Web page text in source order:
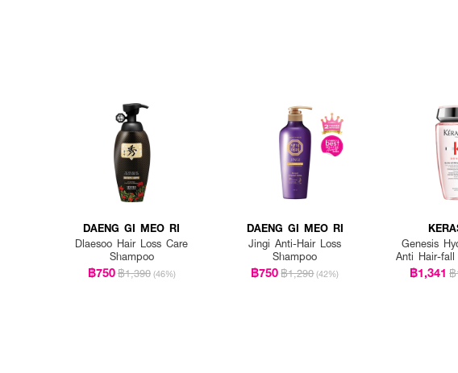
DAENG GI MEO RI
Dlaesoo Hair Loss Care
Shampoo
฿750฿1,390 (46%)
DAENG GI MEO RI
Jingi Anti-Hair Loss
Shampoo
฿750฿1,290 (42%)
Genesis
Anti Hair-
฿1,341 ฿